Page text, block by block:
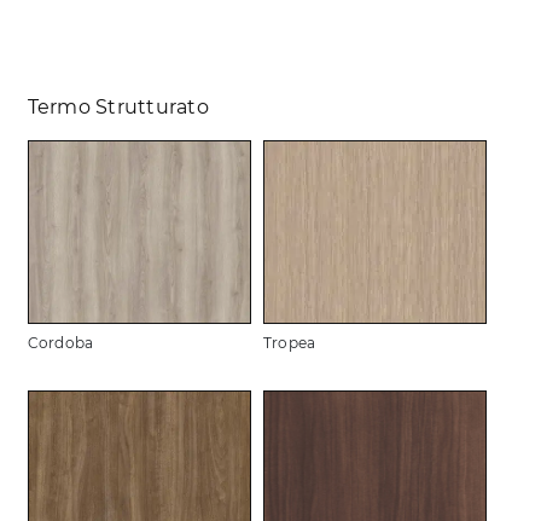
Termo Strutturato
Cordoba Tropea